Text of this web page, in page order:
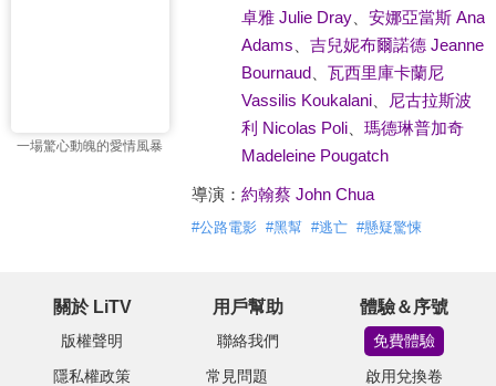
一場驚心動魄的愛情風暴
卓雅 Julie Dray、 安娜亞當斯 Ana
Adams
吉兒妮布爾諾德 Jeanne
Bournaud、 瓦西里庫卡蘭尼
Vassilis Koukalani、
尼古拉斯波
利 Nicolas Poli、 瑪德琳普加奇
Madeleine Pougatch
導演： 約翰蔡 John Chua
#公路電影 #黑幫 #逃亡 #懸疑驚悚
關於 LiTV
版權聲明
隱私權政策
用戶幫助
聯絡我們
常見問題
體驗＆序號
免費體驗
啟用兌換卷